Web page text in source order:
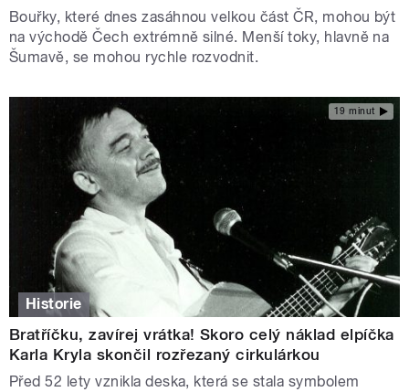
Bouřky, které dnes zasáhnou velkou část ČR, mohou být
na východě Čech extrémně silné. Menší toky, hlavně na
Šumavě, se mohou rychle rozvodnit.
19 minut
Historie
Bratříčku, zavírej vrátka! Skoro celý náklad elpíčka
Karla Kryla skončil rozřezaný cirkulárkou
Před 52 lety vznikla deska, která se stala symbolem